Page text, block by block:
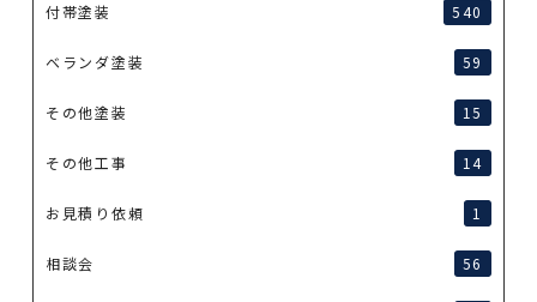
付帯塗装 540
ベランダ塗装 59
その他塗装 15
その他工事 14
お見積り依頼 1
相談会 56